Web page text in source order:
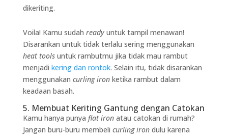
dikeriting.
Voila! Kamu sudah ready untuk tampil menawan!
Disarankan untuk tidak terlalu sering menggunakan
heat toolsuntuk rambutmu jika tidak mau rambut
menjadi kering dan rontok. Selain itu, tidak disarankan
menggunakan curling ironketika rambut dalam
keadaan basah.
5. Membuat Keriting Gantung dengan Catokan
Kamu hanya punya flat ironatau catokan di rumah?
Jangan buru-buru membeli curling iron dulu karena